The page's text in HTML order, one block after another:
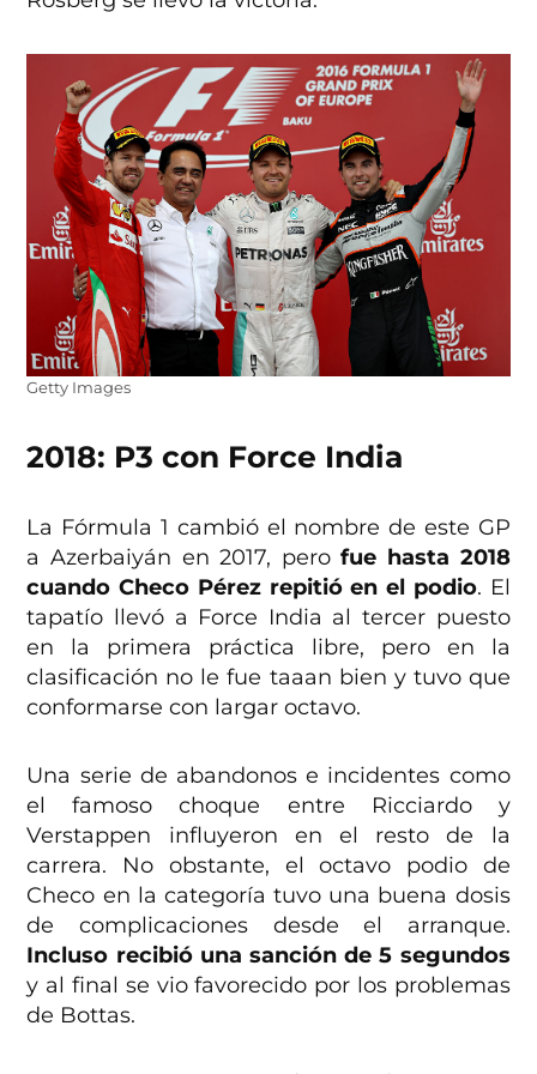
Getty Images
2018: P3 con Force India
La Fórmula 1 cambió el nombre de este GP
a Azerbaiyán en 2017, perofue hasta 2018
cuando Checo Pérez repitió en el podio. El
tapatío llevó a Force India al tercer puesto
en la primera práctica libre, pero en la
clasificación no le fue taaan bien y tuvo que
conformarse con largar octavo.
Una serie de abandonos e incidentes como
el famoso choque entre Ricciardo y
Verstappen influyeron en el resto de la
carrera. No obstante, el octavo podio de
Checo en la categoría tuvo una buena dosis
de complicaciones desde el arranque.
Incluso recibió una sanción de 5 segundos
y al final se vio favorecido por los problemas
de Bottas.